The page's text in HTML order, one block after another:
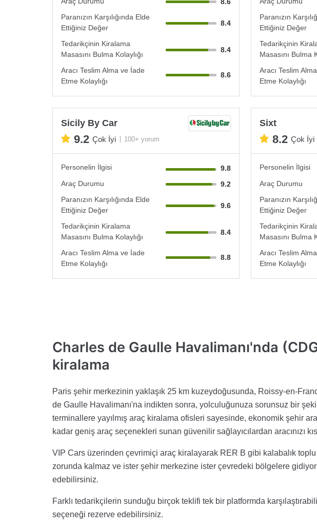
Paranızın Karşılığında Elde
Ettiğiniz Değer
8.4
Tedarikçinin Kiralama
Masasını Bulma Kolaylığı
8.4
Aracı Teslim Alma ve İade
Etme Kolaylığı
8.6
Paranızın
Ettiğiniz Değer
Tedarikçinin
Masasını Bulma
Aracı Teslim
Etme Kolaylığı
Sicily By Car
9.2 Çok İyi 100+ yorum
Personelin İlgisi
9.8
Araç Durumu
9.2
Paranızın Karşılığında Elde
Ettiğiniz Değer
9.6
Tedarikçinin Kiralama
Masasını Bulma Kolaylığı
8.4
Aracı Teslim Alma ve İade
Etme Kolaylığı
8.8
Sixt
8.2 Çok İyi
Personelin İlgisi
Araç Durumu
Paranızın
Ettiğiniz Değer
Tedarikçinin
Masasını Bulma
Aracı Teslim
Etme Kolaylığı
Charles de Gaulle Havalimanı'nda
kiralama
Paris şehir merkezinin yaklaşık 25 km kuzeydoğusunda, Roissy-en-
de Gaulle Havalimanı'na indikten sonra, yolculuğunuza sorunsuz bir
terminallere yayılmış araç kiralama ofisleri sayesinde, ekonomik şehir
kadar geniş araç seçenekleri sunan güvenilir sağlayıcılardan aracınızı
VIP Cars üzerinden çevrimiçi araç kiralayarak RER B gibi kalabalık toplu
zorunda kalmaz ve ister şehir merkezine ister çevredeki bölgelere
edebilirsiniz.
Farklı tedarikçilerin sunduğu birçok teklifi tek bir platformda
seçeneği rezerve edebilirsiniz.